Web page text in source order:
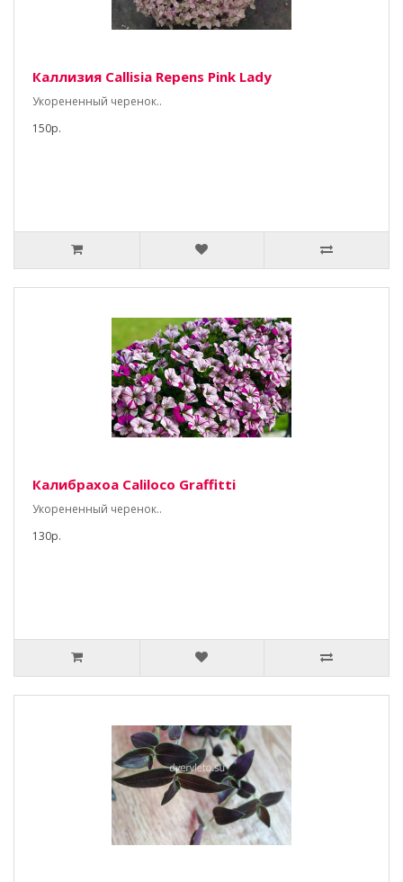
Каллизия Callisia Repens Pink Lady
Укорененный черенок..
150р.
Калибрахоа Caliloco Graffitti
Укорененный черенок..
130р.